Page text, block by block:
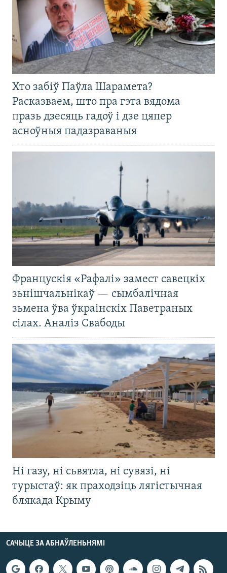
Хто забіў Паўла Шарамета?
Расказваем, што пра гэта вядома
празь дзесяць гадоў і дзе цяпер
асноўныя падазраваныя
Францускія «Рафалі» замест савецкіх
зьнішчальнікаў — сымбалічная
зьмена ўва ўкраінскіх Паветраных
сілах. Аналіз Свабоды
Ні газу, ні сьвятла, ні сувязі, ні
турыстаў: як праходзіць лягістычная
блякада Крыму
САЧЫЦЕ ЗА АБНАЎЛЕНЬНЯМІ